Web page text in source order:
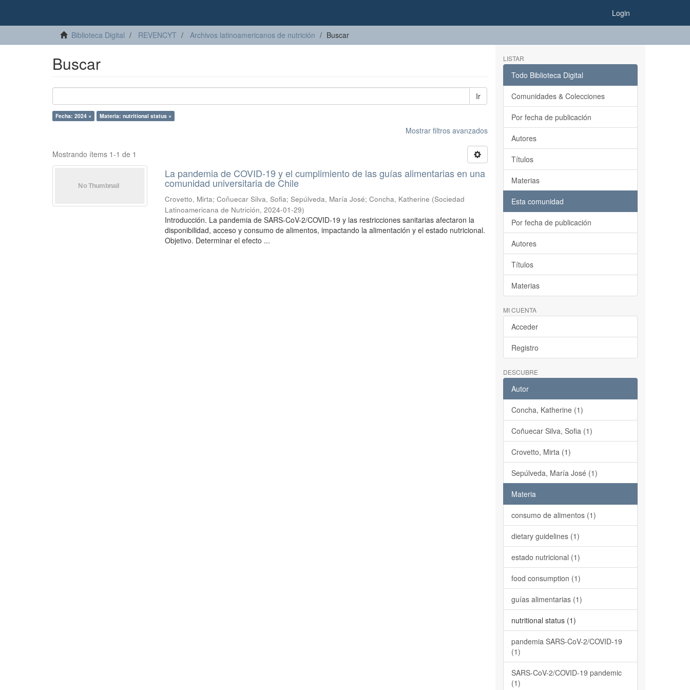
Login
Biblioteca Digital REVENCYT Archivos latinoamericanos de nutrición Buscar
Buscar
Ir
Fecha: 2024 × Materia: nutritional status ×
Mostrar filtros avanzados
Mostrando ítems 1-1 de 1
La pandemia de COVID-19 y el cumplimiento de las guías alimentarias en una
comunidad universitaria de Chile
Crovetto, Mirta;Coñuecar Silva, Sofia;Sepúlveda, María José;Concha, Katherine (Sociedad
Latinoamericana de Nutrición,2024-01-29)
Introducción. La pandemia de SARS-CoV-2/COVID-19 y las restricciones sanitarias afectaron la
disponibilidad, acceso y consumo de alimentos, impactando la alimentación y el estado nutricional.
Objetivo. Determinar el efecto ...
LISTAR
Todo Biblioteca Digital
Comunidades & Colecciones
Por fecha de publicación
Autores
Títulos
Materias
Esta comunidad
Por fecha de publicación
Autores
Títulos
Materias
MI CUENTA
Acceder
Registro
DESCUBRE
Autor
Concha, Katherine (1)
Coñuecar Silva, Sofia (1)
Crovetto, Mirta (1)
Sepúlveda, María José (1)
Materia
consumo de alimentos (1)
dietary guidelines (1)
estado nutricional (1)
food consumption (1)
guías alimentarias (1)
nutritional status (1)
pandemia SARS-CoV-2/COVID-19
(1)
SARS-CoV-2/COVID-19 pandemic
(1)